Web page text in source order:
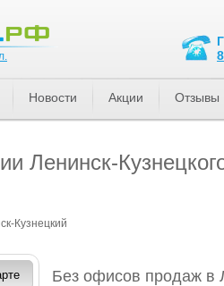
Ленинск-
Кузнецкий
Без офисов продаж в
Новости Акции Отзывы